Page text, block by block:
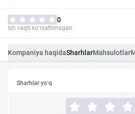
0
Ish vaqti ko‘rsatilmagan
Kompaniya haqidaSharhlarMahsulotlar
Sharhlar yo‘q